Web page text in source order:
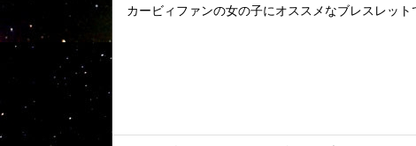
カービィファンの女の子にオススメなブレスレット